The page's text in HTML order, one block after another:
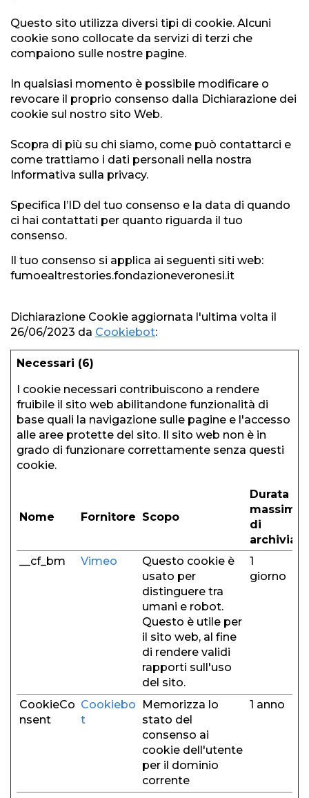
Questo sito utilizza diversi tipi di cookie. Alcuni
cookie sono collocate da servizi di terzi che
compaiono sulle nostre pagine.
In qualsiasi momento è possibile modificare o
revocare il proprio consenso dalla Dichiarazione dei
cookie sul nostro sito Web.
Scopra di più su chi siamo, come può contattarci e
come trattiamo i dati personali nella nostra
Informativa sulla privacy.
Specifica l’ID del tuo consenso e la data di quando
ci hai contattati per quanto riguarda il tuo
consenso.
Il tuo consenso si applica ai seguenti siti web:
fumoealtrestories.fondazioneveronesi.it
Dichiarazione Cookie aggiornata l'ultima volta il
26/06/2023 da Cookiebot:
Necessari (6)
I cookie necessari contribuiscono a rendere
fruibile il sito web abilitandone funzionalità di
base quali la navigazione sulle pagine e l'accesso
alle aree protette del sito. Il sito web non è in
grado di funzionare correttamente senza questi
cookie.
Nome Fornitore Scopo
Durata
massima
di
__cf_bm
Vimeo
Questo cookie è
usato per
distinguere tra
umani e robot.
Questo è utile per
il sito web, al fine
di rendere validi
rapporti sull'uso
del sito.
1
giorno
CookieCo
nsent
Cookiebo
t
Memorizza lo
stato del
consenso ai
cookie dell'utente
per il dominio
corrente
1 anno